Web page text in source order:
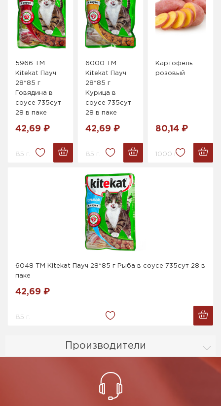
Производители
5966 ТМ
Kitekat Пауч
28*85 г
Говядина в
соусе 735сут
28 в паке
42,69 ₽
85 г.
6000 ТМ
Kitekat Пауч
28*85 г
Курица в
соусе 735сут
28 в паке
42,69 ₽
85 г.
Картофель
розовый
80,14 ₽
1000 г.
6048 ТМ Kitekat Пауч 28*85 г Рыба в соусе 735сут 28 в
паке
42,69 ₽
85 г.